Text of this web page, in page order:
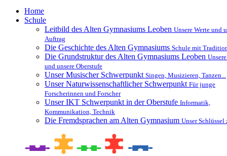
Home
Schule
Leitbild des Alten Gymnasiums Leoben Unsere Werte und
Auftrag
Die Geschichte des Alten Gymnasiums Schule mit
Die Grundstruktur des Alten Gymnasiums Leoben
und unsere Oberstufe
Unser Musischer Schwerpunkt Singen, Musizieren, Tanzen...
Unser Naturwissenschaftlicher Schwerpunkt Für junge
Forscherinnen und Forscher
Unser IKT Schwerpunkt in der Oberstufe Informatik,
Kommunikation, Technik
Die Fremdsprachen am Alten Gymnasium Unser Schlüssel